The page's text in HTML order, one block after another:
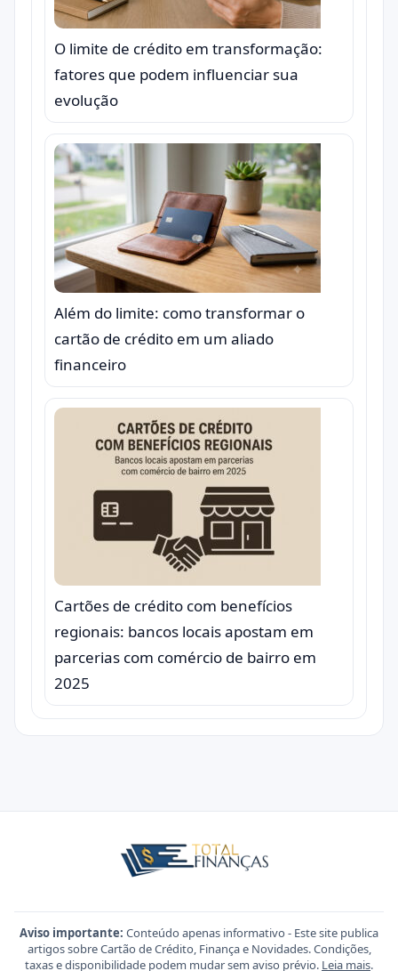
O limite de crédito em transformação:
fatores que podem influenciar sua
evolução
Além do limite: como transformar o
cartão de crédito em um aliado
financeiro
Cartões de crédito com benefícios
regionais: bancos locais apostam em
parcerias com comércio de bairro em
2025
Aviso importante: Conteúdo apenas informativo - Este site publica
artigos sobre Cartão de Crédito, Finança e Novidades. Condições,
taxas e disponibilidade podem mudar sem aviso prévio. Leia mais.